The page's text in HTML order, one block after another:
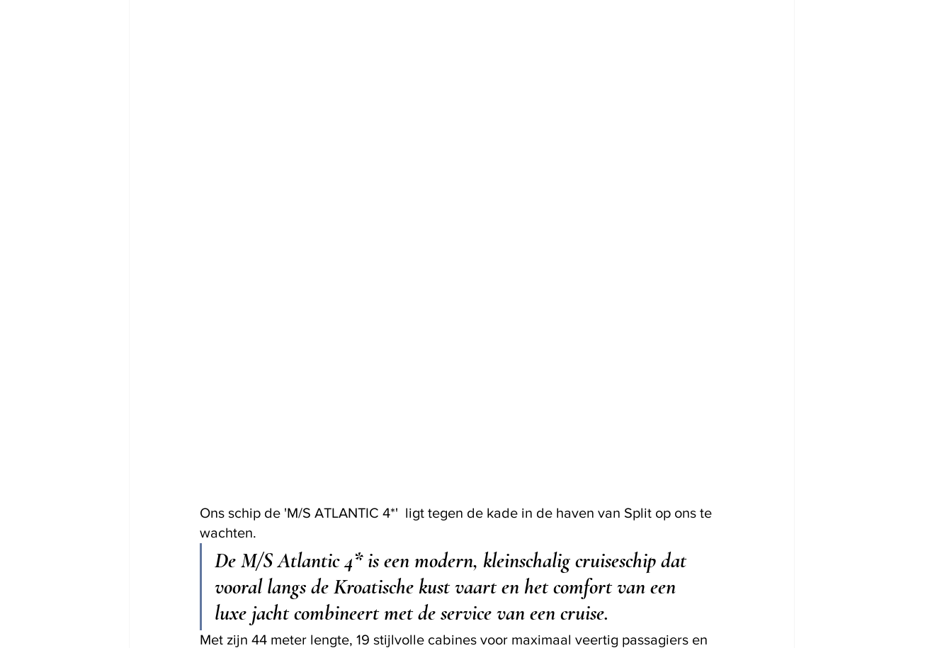
Ons schip de 'M/S ATLANTIC 4*'  ligt tegen de kade in de haven van Split op ons te
wachten.
De M/S Atlantic 4* is een modern, kleinschalig cruiseschip dat
vooral langs de Kroatische kust vaart en het comfort van een
luxe jacht combineert met de service van een cruise.
Met zijn 44 meter lengte, 19 stijlvolle cabines voor maximaal veertig passagiers en